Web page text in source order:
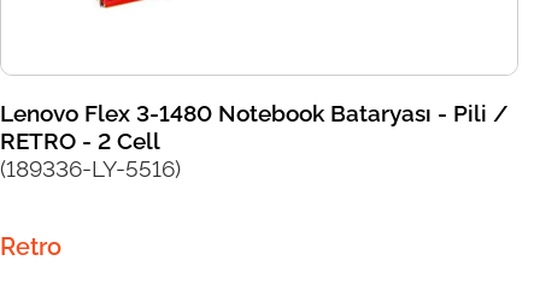
Lenovo Flex 3-1480 Notebook Bataryası - Pili /
RETRO - 2 Cell
(189336-LY-5516)
Retro